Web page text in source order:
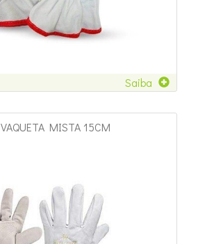
Saiba
MISTA 15CM